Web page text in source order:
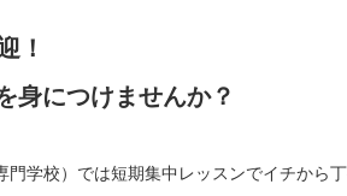
！
身につけませんか？
学校）では短期集中レッスンでイチから丁